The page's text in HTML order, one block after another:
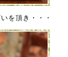
を頂き・・・